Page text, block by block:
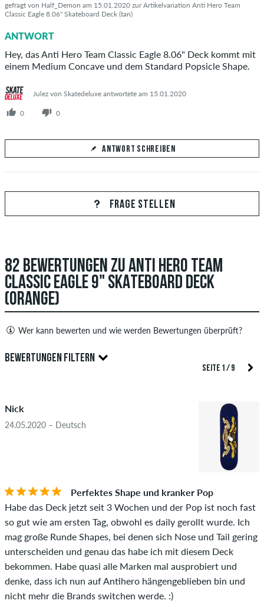
gefragt von Half_Demon am 15.01.2020 zur Artikelvariation Anti Hero Team
Classic Eagle 8.06" Skateboard Deck (tan)
ANTWORT
Hey, das Anti Hero Team Classic Eagle 8.06" Deck kommt mit
einem Medium Concave und dem Standard Popsicle Shape.
Julez von Skatedeluxe antwortete am 15.01.2020
0 0
ANTWORT SCHREIBEN
Deine Antwort
Beantworte hier die Frage von Half_Demon
ANTWORT ABSCHICKEN
FRAGE STELLEN
82 BEWERTUNGEN ZU ANTI HERO TEAM
CLASSIC EAGLE 9" SKATEBOARD DECK
(ORANGE)
Wer kann bewerten und wie werden Bewertungen überprüft?
Nur Personen mit einem skatedeluxe Kundenkonto können
Bewertungen abgeben. Diese werden erst nach unserer
beleidigenden oder obszönen Inhalten sowie Bewertungen,
die geltendes Recht oder Urheberrechte verletzen oder Spam
und Fremdwerbung enthalten, werden nicht veröffentlicht.
Die Sternebewertung des Artikels ist der Durchschnitt aller
Ob die Bewertung von einer Person stammt, die diesen
Artikel wirklich gekauft hat, erkennst du am grünen Haken
neben dem Namen mit dem Zusatz "Verifizierter Kauf". Bei
diesen Personen wurde der Kauf anhand ihrer Bestellungen
überprüft. Bei Bewertungen ohne grünen Haken, können wir
leider nicht garantieren, dass die Personen den Artikel
wirklich besitzen oder besessen haben.
BEWERTUNGEN FILTERN
5.0
SEITE 1 / 9
Nick
24.05.2020 – Deutsch
Perfektes Shape und kranker Pop
Habe das Deck jetzt seit 3 Wochen und der Pop ist noch fast
so gut wie am ersten Tag, obwohl es daily gerollt wurde. Ich
mag große Runde Shapes, bei denen sich Nose und Tail gering
unterscheiden und genau das habe ich mit diesem Deck
bekommen. Habe quasi alle Marken mal ausprobiert und
denke, dass ich nun auf Antihero hängengeblieben bin und
nicht mehr die Brands switchen werde. :)